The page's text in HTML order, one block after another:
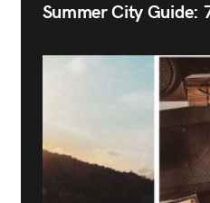
Summer City Guide: